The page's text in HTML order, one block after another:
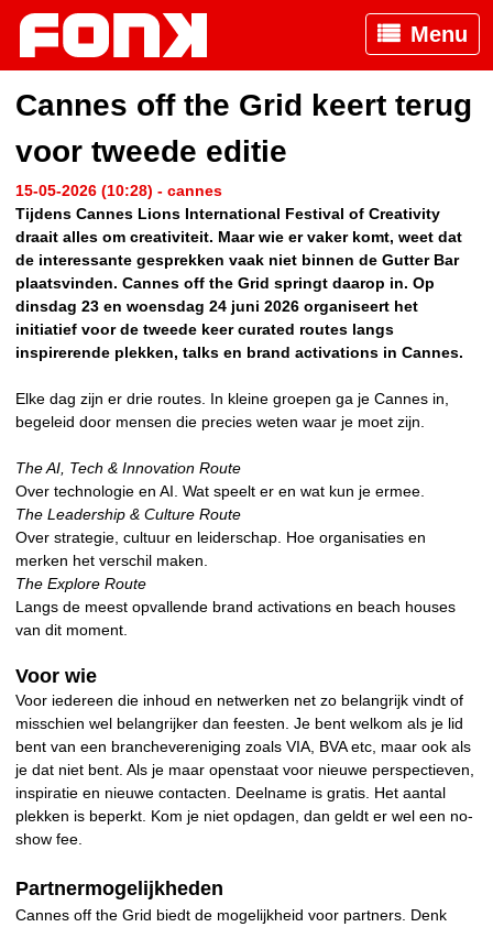
Menu
Cannes off the Grid keert terug
voor tweede editie
15-05-2026 (10:28) - cannes
Tijdens Cannes Lions International Festival of Creativity
draait alles om creativiteit. Maar wie er vaker komt, weet dat
de interessante gesprekken vaak niet binnen de Gutter Bar
plaatsvinden. Cannes off the Grid springt daarop in. Op
dinsdag 23 en woensdag 24 juni 2026 organiseert het
initiatief voor de tweede keer curated routes langs
inspirerende plekken, talks en brand activations in Cannes.
Elke dag zijn er drie routes. In kleine groepen ga je Cannes in,
begeleid door mensen die precies weten waar je moet zijn.
The AI, Tech & Innovation Route
Over technologie en AI. Wat speelt er en wat kun je ermee.
The Leadership & Culture Route
Over strategie, cultuur en leiderschap. Hoe organisaties en
merken het verschil maken.
The Explore Route
Langs de meest opvallende brand activations en beach houses
van dit moment.
Voor wie
Voor iedereen die inhoud en netwerken net zo belangrijk vindt of
misschien wel belangrijker dan feesten. Je bent welkom als je lid
bent van een branchevereniging zoals VIA, BVA etc, maar ook als
je dat niet bent. Als je maar openstaat voor nieuwe perspectieven,
inspiratie en nieuwe contacten. Deelname is gratis. Het aantal
plekken is beperkt. Kom je niet opdagen, dan geldt er wel een no-
show fee.
Partnermogelijkheden
Cannes off the Grid biedt de mogelijkheid voor partners. Denk